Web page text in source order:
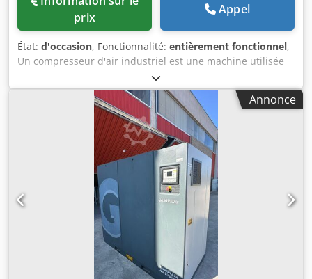
prix
Appel
État: d'occasion, Fonctionnalité: entièrement fonctionnel,
Un compresseur d'air industriel est une machine utilisée
pour augmenter la pression et le débit d'air comprimé
pour alimenter divers outils, équipements et processus
industriels. Dksdpfx Acjwnxzismsr
Annonce